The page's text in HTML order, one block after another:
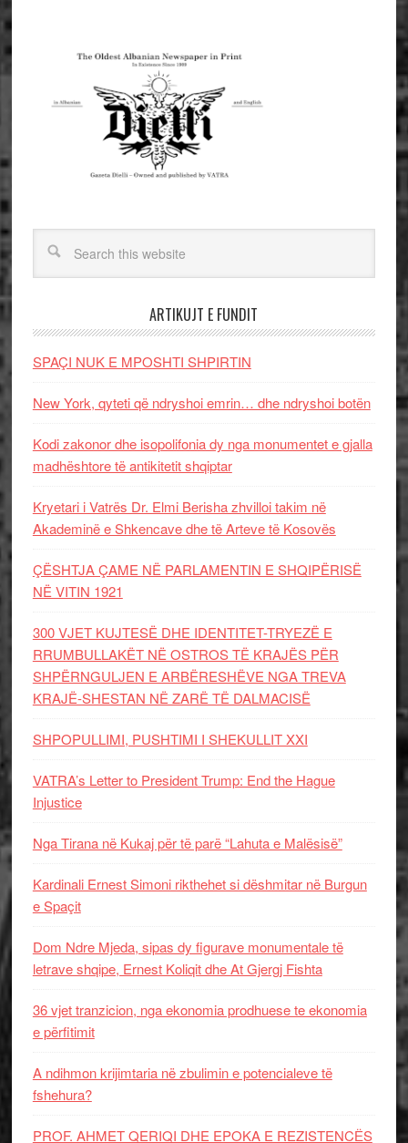
ARTIKUJT E FUNDIT
SPAÇI NUK E MPOSHTI SHPIRTIN
New York, qyteti që ndryshoi emrin… dhe ndryshoi botën
Kodi zakonor dhe isopolifonia dy nga monumentet e gjalla
madhështore të antikitetit shqiptar
Kryetari i Vatrës Dr. Elmi Berisha zhvilloi takim në
Akademinë e Shkencave dhe të Arteve të Kosovës
ÇËSHTJA ÇAME NË PARLAMENTIN E SHQIPËRISË
NË VITIN 1921
300 VJET KUJTESË DHE IDENTITET-TRYEZË E
RRUMBULLAKËT NË OSTROS TË KRAJËS PËR
SHPËRNGULJEN E ARBËRESHËVE NGA TREVA
KRAJË-SHESTAN NË ZARË TË DALMACISË
SHPOPULLIMI, PUSHTIMI I SHEKULLIT XXI
VATRA’s Letter to President Trump: End the Hague
Injustice
Nga Tirana në Kukaj për të parë “Lahuta e Malësisë”
Kardinali Ernest Simoni rikthehet si dëshmitar në Burgun
e Spaçit
Dom Ndre Mjeda, sipas dy figurave monumentale të
letrave shqipe, Ernest Koliqit dhe At Gjergj Fishta
36 vjet tranzicion, nga ekonomia prodhuese te ekonomia
e përfitimit
A ndihmon krijimtaria në zbulimin e potencialeve të
fshehura?
PROF. AHMET QERIQI DHE EPOKA E REZISTENCЁS